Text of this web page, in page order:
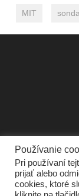
MIT
Domov O nás
Cookies
Partneri
Používanie
Pri používaní
prijať alebo
cookies, ktoré